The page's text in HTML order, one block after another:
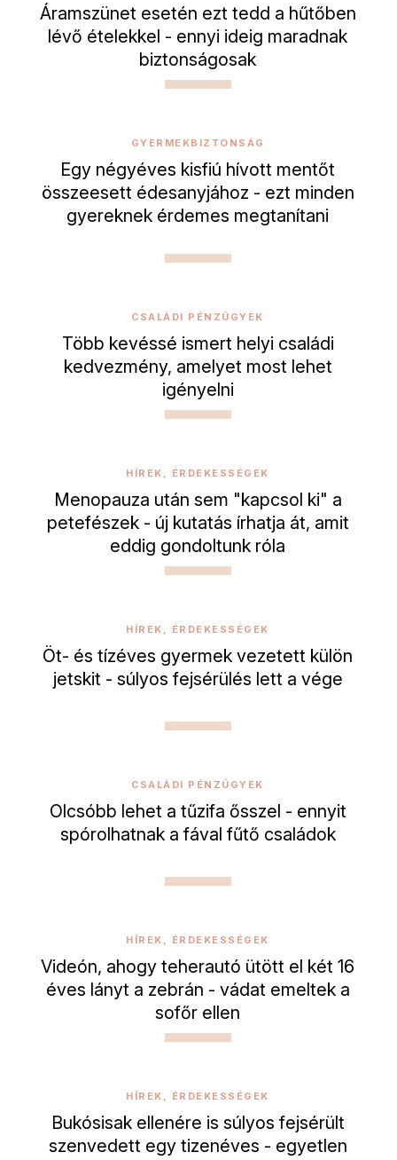
Áramszünet esetén ezt tedd a hűtőben
lévő ételekkel - ennyi ideig maradnak
biztonságosak
GYERMEKBIZTONSÁG
Egy négyéves kisfiú hívott mentőt
összeesett édesanyjához - ezt minden
gyereknek érdemes megtanítani
CSALÁDI PÉNZÜGYEK
Több kevéssé ismert helyi családi
kedvezmény, amelyet most lehet
igényelni
HÍREK, ÉRDEKESSÉGEK
Menopauza után sem "kapcsol ki" a
petefészek - új kutatás írhatja át, amit
eddig gondoltunk róla
HÍREK, ÉRDEKESSÉGEK
Öt- és tízéves gyermek vezetett külön
jetskit - súlyos fejsérülés lett a vége
CSALÁDI PÉNZÜGYEK
Olcsóbb lehet a tűzifa ősszel - ennyit
spórolhatnak a fával fűtő családok
HÍREK, ÉRDEKESSÉGEK
Videón, ahogy teherautó ütött el két 16
éves lányt a zebrán - vádat emeltek a
sofőr ellen
HÍREK, ÉRDEKESSÉGEK
Bukósisak ellenére is súlyos fejsérült
szenvedett egy tizenéves - egyetlen